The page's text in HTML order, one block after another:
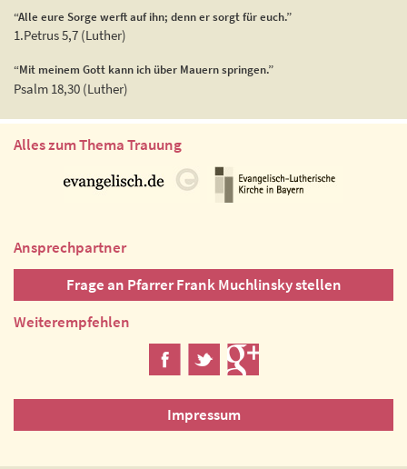
“Alle eure Sorge werft auf ihn; denn er sorgt für euch.”
1.Petrus 5,7 (Luther)
“Mit meinem Gott kann ich über Mauern springen.”
Psalm 18,30 (Luther)
Alles zum Thema Trauung
Ansprechpartner
Frage an Pfarrer Frank Muchlinsky stellen
Weiterempfehlen
Impressum